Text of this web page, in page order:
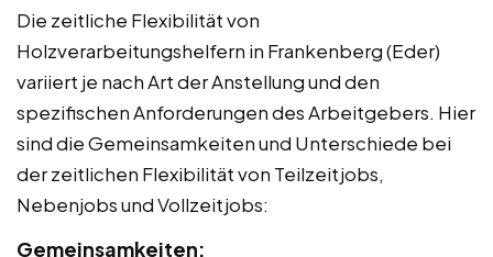
Die zeitliche Flexibilität von
Holzverarbeitungshelfern in Frankenberg (Eder)
variiert je nach Art der Anstellung und den
spezifischen Anforderungen des Arbeitgebers. Hier
sind die Gemeinsamkeiten und Unterschiede bei
der zeitlichen Flexibilität von Teilzeitjobs,
Nebenjobs und Vollzeitjobs:
Gemeinsamkeiten: